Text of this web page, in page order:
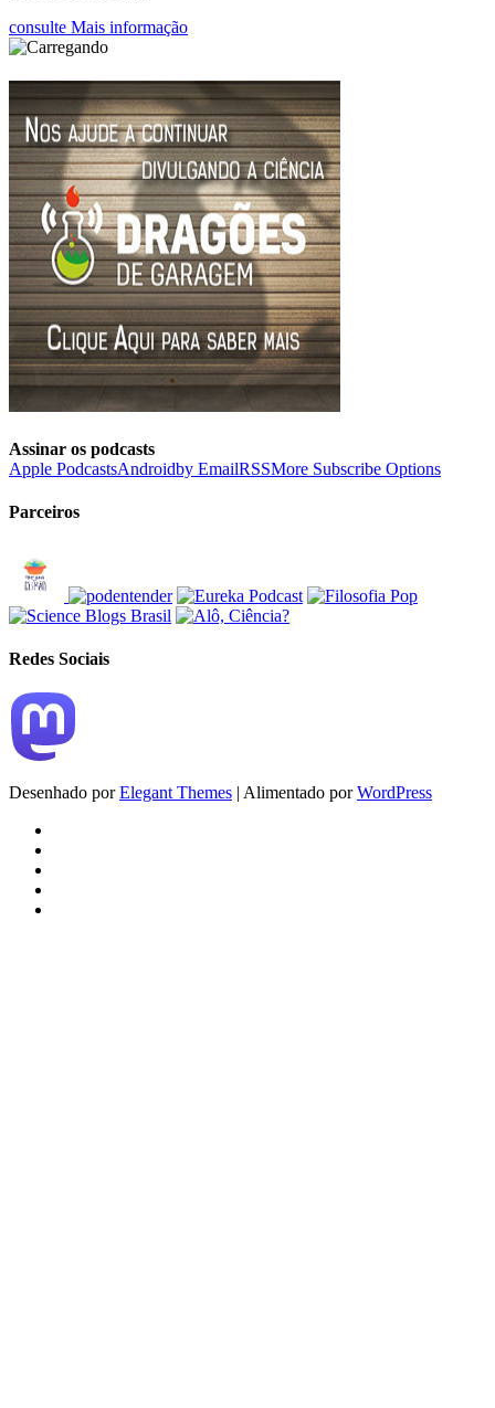
consulte Mais informação
Assinar os podcasts
Apple PodcastsAndroidby EmailRSSMore Subscribe Options
Parceiros
Redes Sociais
Desenhado porElegant Themes | Alimentado porWordPress